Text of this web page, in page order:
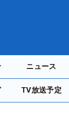
ニュース
TV放送予定